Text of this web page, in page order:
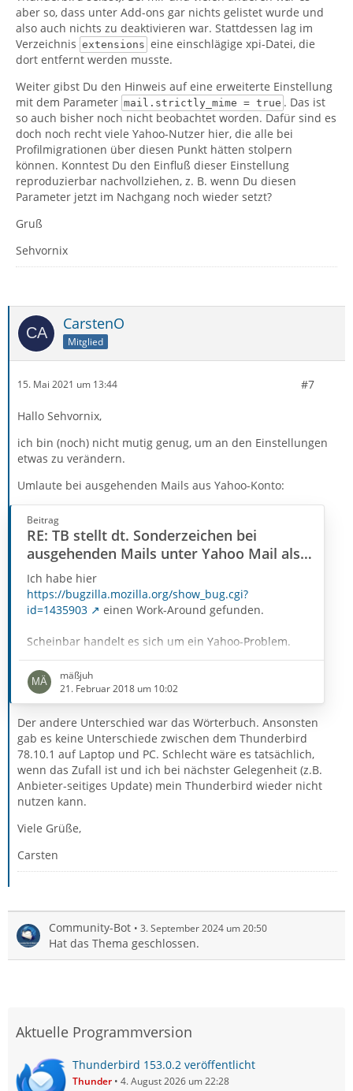
aber so, dass unter Add-ons gar nichts gelistet wurde und
also auch nichts zu deaktivieren war. Stattdessen lag im
Verzeichnis extensions eine einschlägige xpi-Datei, die
dort entfernt werden musste.
Weiter gibst Du den Hinweis auf eine erweiterte Einstellung
mit dem Parameter mail.strictly_mime = true . Das ist
so auch bisher noch nicht beobachtet worden. Dafür sind es
doch noch recht viele Yahoo-Nutzer hier, die alle bei
Profilmigrationen über diesen Punkt hätten stolpern
können. Konntest Du den Einfluß dieser Einstellung
reproduzierbar nachvollziehen, z. B. wenn Du diesen
Parameter jetzt im Nachgang noch wieder setzt?
Gruß
Sehvornix
CarstenO
Mitglied
15. Mai 2021 um 13:44 #7
Hallo Sehvornix,
ich bin (noch) nicht mutig genug, um an den Einstellungen
etwas zu verändern.
Umlaute bei ausgehenden Mails aus Yahoo-Konto:
Beitrag
RE: TB stellt dt. Sonderzeichen bei
ausgehenden Mails unter Yahoo Mail als
?? dar
Ich habe hier
https://bugzilla.mozilla.org/show_bug.cgi?
id=1435903
einen Work-Around gefunden.
Scheinbar handelt es sich um ein Yahoo-Problem.
Es hilft unter Extras -> Einstellungen -> Erweitert ->
Allgemein: Erweiterte Konfiguration -> Konfiguration
bearbeiten..., die Einstellung "mail.strictly_mime" auf
"true" zu setzen.
Grüße Mäßjuh
mäßjuh
21. Februar 2018 um 10:02
Der andere Unterschied war das Wörterbuch. Ansonsten
gab es keine Unterschiede zwischen dem Thunderbird
78.10.1 auf Laptop und PC. Schlecht wäre es tatsächlich,
wenn das Zufall ist und ich bei nächster Gelegenheit (z.B.
Anbieter-seitiges Update) mein Thunderbird wieder nicht
nutzen kann.
Viele Grüße,
Carsten
Community-Bot 3. September 2024 um 20:50
Hat das Thema geschlossen.
Aktuelle Programmversion
Thunderbird 153.0.2 veröffentlicht
Thunder 4. August 2026 um 22:28